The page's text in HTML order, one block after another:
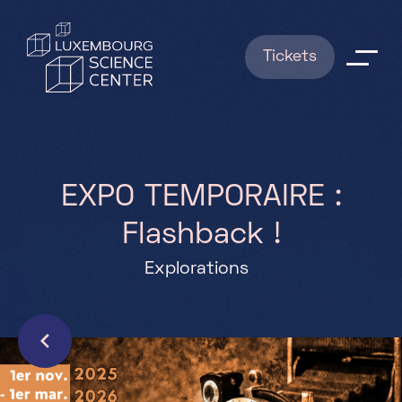
Tickets
Infos pratiques
FAQ
Qui sommes nous ?
Shows
RESERVATIONS
EXPO E M PORA RE :
F ash back !
Explorations